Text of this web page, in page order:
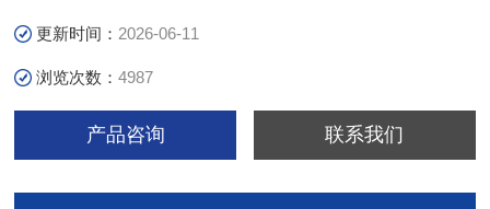
更新时间： 2026-06-11
浏览次数：4987
产品咨询 联系我们